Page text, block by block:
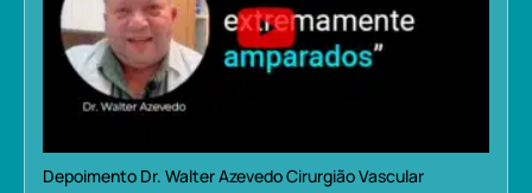
Depoimento Dr. Walter Azevedo Cirurgião Vascular